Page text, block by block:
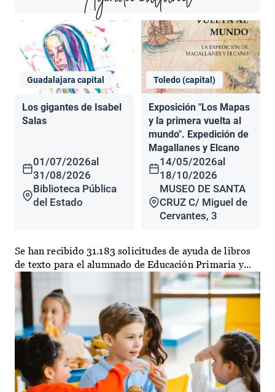
Guadalajara capital
Los gigantes de Isabel
Salas
01/07/2026al
31/08/2026
Biblioteca Pública
del Estado
Toledo (capital)
Exposición "Los Mapas
y la primera vuelta al
mundo". Expedición de
Magallanes y Elcano
14/05/2026al
18/10/2026
MUSEO DE SANTA
CRUZ C/ Miguel de
Cervantes, 3
Se han recibido 31.183 solicitudes de ayuda de libros
de texto para el alumnado de Educación Primaria y...